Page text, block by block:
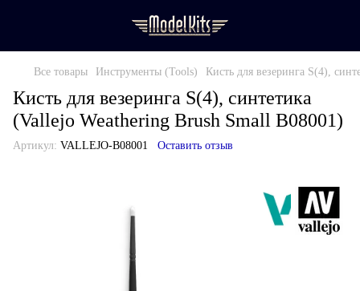
Все товары Инструменты (Tools) Кисть для везеринга S(4),
Кисть для везеринга S(4), синтетика
(Vallejo Weathering Brush Small B08001)
Артикул: VALLEJO-B08001 Оставить отзыв